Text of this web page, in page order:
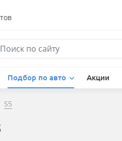
Подбор по авто Акции
S5